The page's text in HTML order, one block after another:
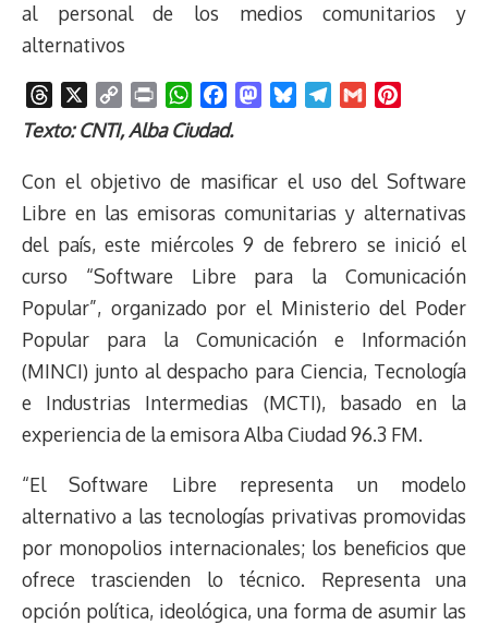
al personal de los medios comunitarios y
alternativos
h
e
d
s
y
i
n
k
r
n
W
h
A
p
p
a
e
o
o
k
M
t
d
o
n
e
k
y
e
r
a
m
i
t
r
e
s
t
Texto: CNTI, Alba Ciudad.
Con el objetivo de masificar el uso del Software
Libre en las emisoras comunitarias y alternativas
del país, este miércoles 9 de febrero se inició el
curso “Software Libre para la Comunicación
Popular”, organizado por el Ministerio del Poder
Popular para la Comunicación e Información
(MINCI) junto al despacho para Ciencia, Tecnología
e Industrias Intermedias (MCTI), basado en la
experiencia de la emisora Alba Ciudad 96.3 FM.
“El Software Libre representa un modelo
alternativo a las tecnologías privativas promovidas
por monopolios internacionales; los beneficios que
ofrece trascienden lo técnico. Representa una
opción política, ideológica, una forma de asumir las